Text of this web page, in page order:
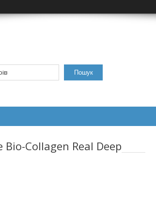
Пошук
Collagen Real Deep